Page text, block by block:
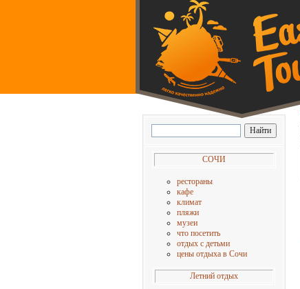
СОЧИ
рестораны
кафе
климат
пляжи
музеи
что посетить
отдых с детьми
цены отдыха в Сочи
Летний отдых